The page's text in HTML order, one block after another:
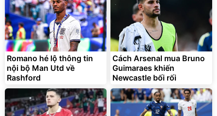
Romano hé lộ thông tin
nội bộ Man Utd về
Rashford
Cách Arsenal mua Bruno
Guimaraes khiến
Newcastle bối rối